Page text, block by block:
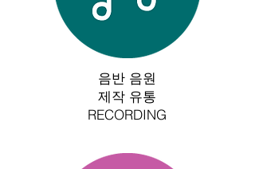
음반 음원
제작 유통
RECORDING